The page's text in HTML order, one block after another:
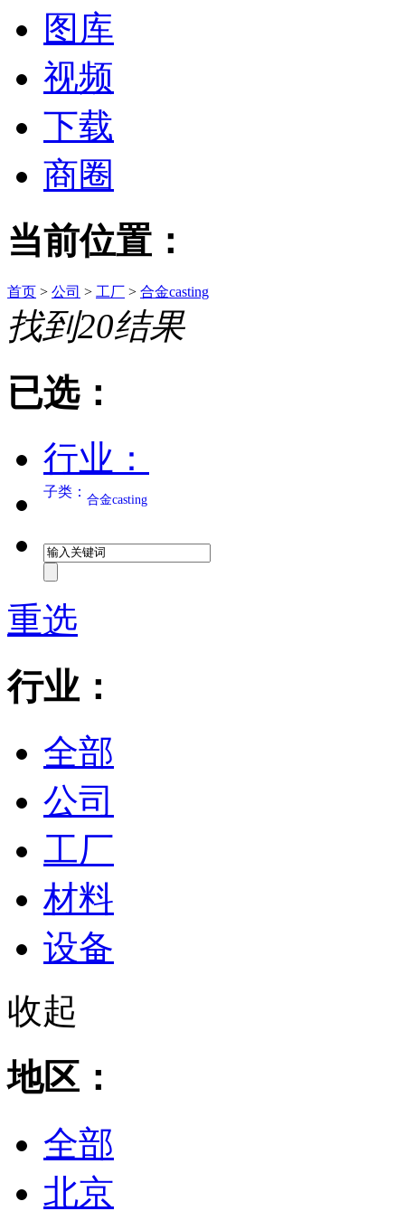
图库
视频
下载
商圈
当前位置：
首页 > 公司 > 工厂 > 合金casting
找到20结果
已选：
行业：
子类： 合金casting
重选
行业：
全部
公司
工厂
材料
设备
收起
地区：
全部
北京